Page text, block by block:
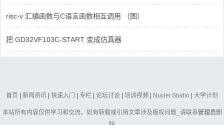
risc-v 汇编函数与C语言函数相互调用 （图）
把 GD32VF103C-START 变成仿真器
首页 | 新闻资讯 | 快速入门 | 专栏 | 论坛讨论 | 培训视频 | Nuclei Studio | 大学计划
本站所有内容仅供学习和交流，如有转载或引用文章涉及版权问题_请联系管理员删